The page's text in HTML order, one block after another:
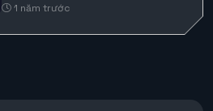
1 năm trước